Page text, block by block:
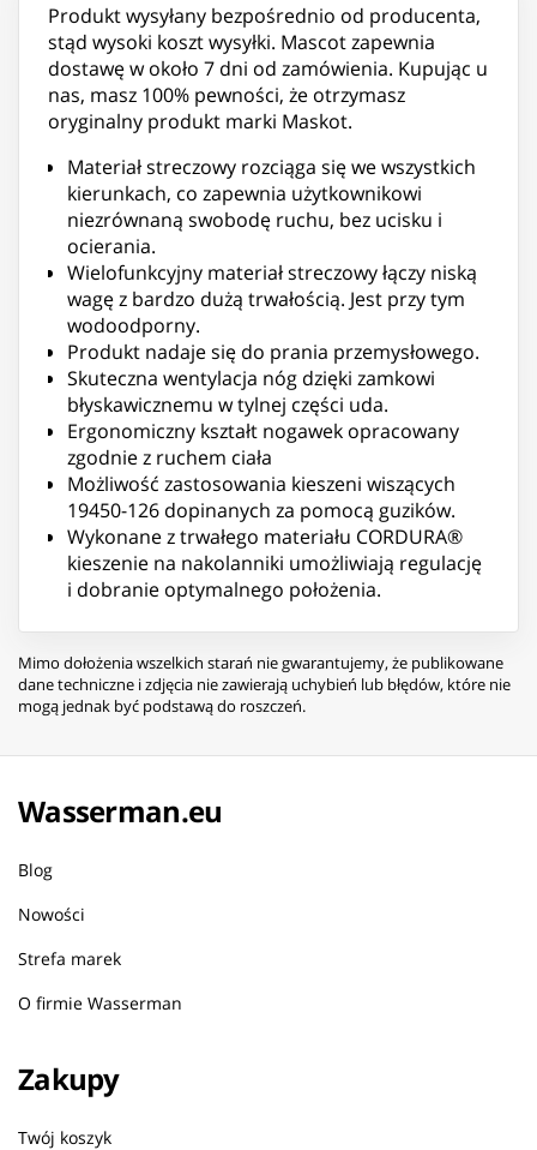
Produkt wysyłany bezpośrednio od producenta,
stąd wysoki koszt wysyłki. Mascot zapewnia
dostawę w około 7 dni od zamówienia. Kupując u
nas, masz 100% pewności, że otrzymasz
oryginalny produkt marki Maskot.
Materiał streczowy rozciąga się we wszystkich
kierunkach, co zapewnia użytkownikowi
niezrównaną swobodę ruchu, bez ucisku i
ocierania.
Wielofunkcyjny materiał streczowy łączy niską
wagę z bardzo dużą trwałością. Jest przy tym
wodoodporny.
Produkt nadaje się do prania przemysłowego.
Skuteczna wentylacja nóg dzięki zamkowi
błyskawicznemu w tylnej części uda.
Ergonomiczny kształt nogawek opracowany
zgodnie z ruchem ciała
Możliwość zastosowania kieszeni wiszących
19450-126 dopinanych za pomocą guzików.
Wykonane z trwałego materiału CORDURA®
kieszenie na nakolanniki umożliwiają regulację
i dobranie optymalnego położenia.
Mimo dołożenia wszelkich starań nie gwarantujemy, że publikowane
dane techniczne i zdjęcia nie zawierają uchybień lub błędów, które nie
mogą jednak być podstawą do roszczeń.
Wasserman.eu
Blog
Nowości
Strefa marek
O firmie Wasserman
Zakupy
Twój koszyk